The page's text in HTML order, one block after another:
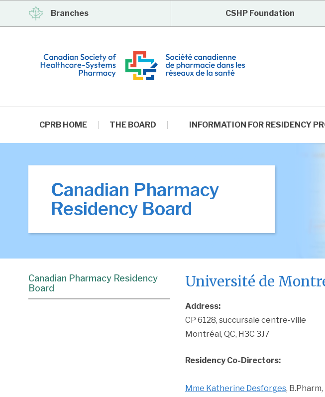
Branches CSHP Foundation
CPRB HOME THE BOARD INFORMATION FOR RESIDENCY
Canadian Pharmacy
Residency Board
Canadian Pharmacy Residency
Board
Université de
Address:
CP 6128, succursale centre-ville
Montréal, QC, H3C 3J7
Residency Co-Directors:
Mme Katherine Desforges, B.Pharm,